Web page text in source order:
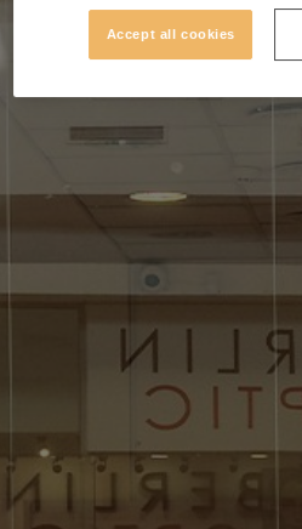
Accept all cookies